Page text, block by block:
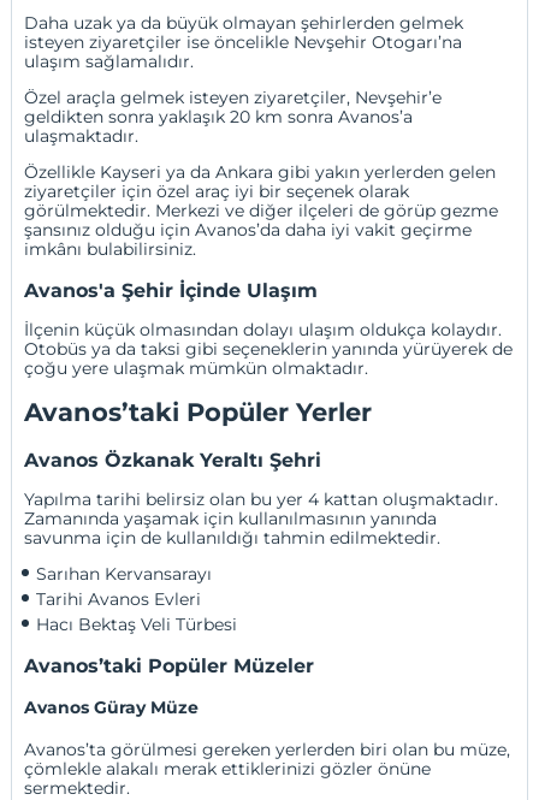
Daha uzak ya da büyük olmayan şehirlerden gelmek
isteyen ziyaretçiler ise öncelikle Nevşehir Otogarı’na
ulaşım sağlamalıdır.
Özel araçla gelmek isteyen ziyaretçiler, Nevşehir’e
geldikten sonra yaklaşık 20 km sonra Avanos’a
ulaşmaktadır.
Özellikle Kayseri ya da Ankara gibi yakın yerlerden gelen
ziyaretçiler için özel araç iyi bir seçenek olarak
görülmektedir. Merkezi ve diğer ilçeleri de görüp gezme
şansınız olduğu için Avanos’da daha iyi vakit geçirme
imkânı bulabilirsiniz.
Avanos'a Şehir İçinde Ulaşım
İlçenin küçük olmasından dolayı ulaşım oldukça kolaydır.
Otobüs ya da taksi gibi seçeneklerin yanında yürüyerek de
çoğu yere ulaşmak mümkün olmaktadır.
Avanos’taki Popüler Yerler
Avanos Özkanak Yeraltı Şehri
Yapılma tarihi belirsiz olan bu yer 4 kattan oluşmaktadır.
Zamanında yaşamak için kullanılmasının yanında
savunma için de kullanıldığı tahmin edilmektedir.
Sarıhan Kervansarayı
Tarihi Avanos Evleri
Hacı Bektaş Veli Türbesi
Avanos’taki Popüler Müzeler
Avanos Güray Müze
Avanos’ta görülmesi gereken yerlerden biri olan bu müze,
çömlekle alakalı merak ettiklerinizi gözler önüne
sermektedir.